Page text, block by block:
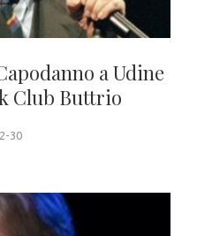
a Udine
Club Buttrio
30